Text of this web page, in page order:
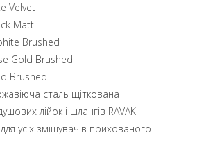
Velvet
Matt
Brushed
Gold Brushed
Brushed
сталь щіткована
лійок і шлангів RAVAK
усіх змішувачів прихованого